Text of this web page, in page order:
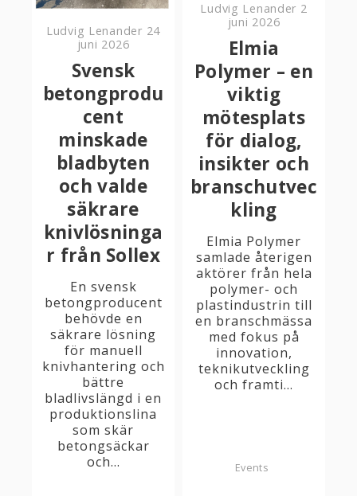
Ludvig Lenander 24
juni 2026
Svensk
betongprodu
cent
minskade
bladbyten
och valde
säkrare
knivlösninga
r från Sollex
En svensk
betongproducent
behövde en
säkrare lösning
för manuell
knivhantering och
bättre
bladlivslängd i en
produktionslina
som skär
betongsäckar
och...
Ludvig Lenander 2
juni 2026
Elmia
Polymer – en
viktig
mötesplats
för dialog,
insikter och
branschutvec
kling
Elmia Polymer
samlade återigen
aktörer från hela
polymer- och
plastindustrin till
en branschmässa
med fokus på
innovation,
teknikutveckling
och framti...
Events